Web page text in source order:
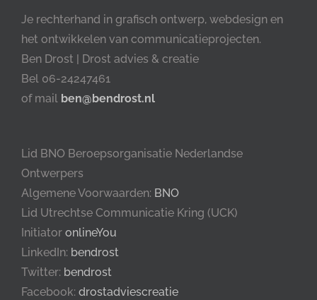
Je rechterhand in grafisch ontwerp, webdesign en
het ontwikkelen van communicatieprojecten.
Ben Drost | Drost advies & creatie
Bel 06-24247461
of mail ben@bendrost.nl
Lid BNO Beroepsorganisatie Nederlandse
Ontwerpers
Algemene Voorwaarden: BNO
Lid Utrechtse Communicatie Kring (UCK)
Initiator onlineYou
LinkedIn: bendrost
Twitter: bendrost
Facebook: drostadviescreatie